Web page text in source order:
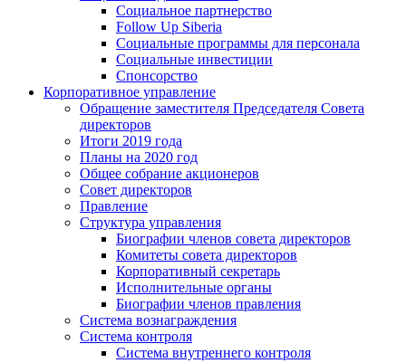
Социальное партнерство
Follow Up Siberia
Социальные программы для персонала
Социальные инвестиции
Спонсорство
Корпоративное управление
Обращение заместителя Председателя Совета
директоров
Итоги 2019 года
Планы на 2020 год
Общее собрание акционеров
Совет директоров
Правление
Структура управления
Биографии членов совета директоров
Комитеты совета директоров
Корпоративный секретарь
Исполнительные органы
Биографии членов правления
Система вознаграждения
Система контроля
Система внутреннего контроля